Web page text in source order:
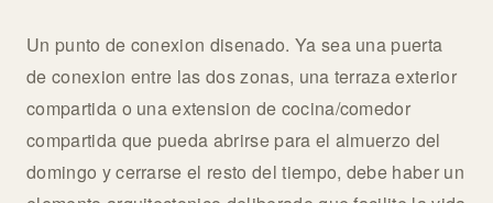
Un punto de conexion disenado. Ya sea una puerta
de conexion entre las dos zonas, una terraza exterior
compartida o una extension de cocina/comedor
compartida que pueda abrirse para el almuerzo del
domingo y cerrarse el resto del tiempo, debe haber un